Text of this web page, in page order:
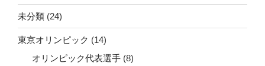
未分類 (24)
東京オリンピック (14)
オリンピック代表選手 (8)